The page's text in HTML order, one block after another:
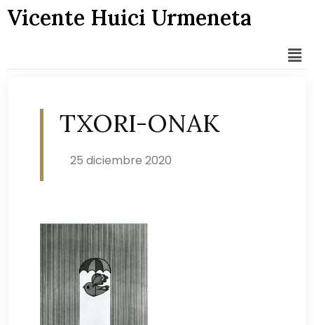
Vicente Huici Urmeneta
TXORI-ONAK
25 diciembre 2020